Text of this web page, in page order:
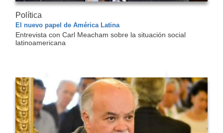
Política
El nuevo papel de América Latina
Entrevista con Carl Meacham sobre la situación social
latinoamericana